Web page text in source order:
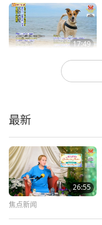
17:49
动物世界：我们的邻居
最新
26:55
焦点新闻